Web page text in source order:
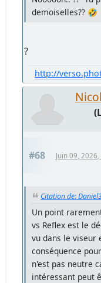
demoiselles?? 🤣
?
http://
#68 Juin 09,
Citation de:
Un point
vs Reflex est le
vu dans le viseur
conséquence
n'est pas neutre
intéressant peut